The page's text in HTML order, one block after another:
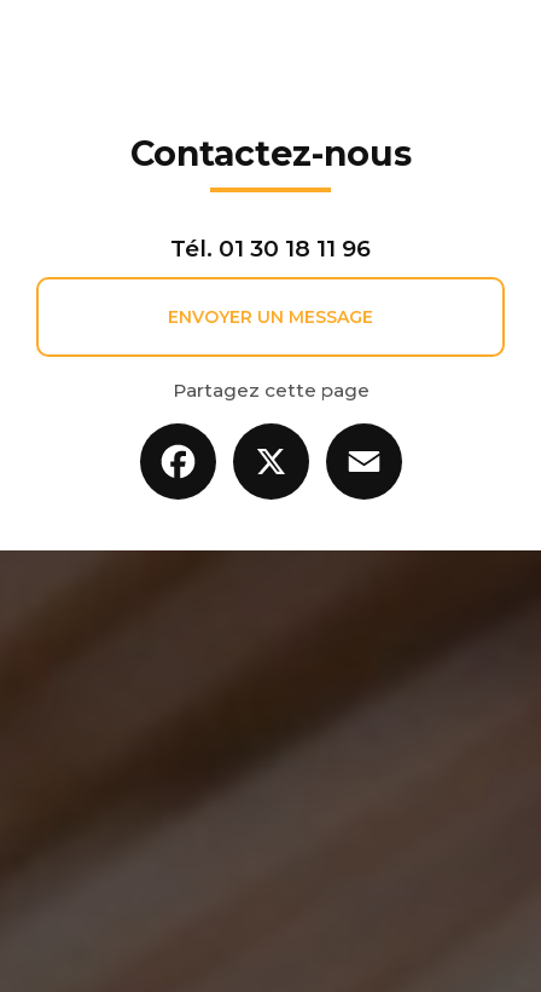
Contactez-nous
Tél. 01 30 18 11 96
ENVOYER UN MESSAGE
Partagez cette page
Facebook